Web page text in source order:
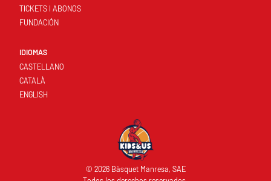
TICKETS I ABONOS
FUNDACIÓN
IDIOMAS
CASTELLANO
CATALÀ
ENGLISH
© 2026 Bàsquet Manresa, SAE